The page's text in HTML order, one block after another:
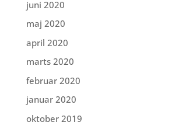
juni 2020
maj 2020
april 2020
marts 2020
februar 2020
januar 2020
oktober 2019